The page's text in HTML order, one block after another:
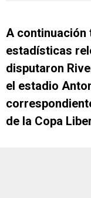
A continuación
estadísticas
disputaron
el estadio
de la Copa